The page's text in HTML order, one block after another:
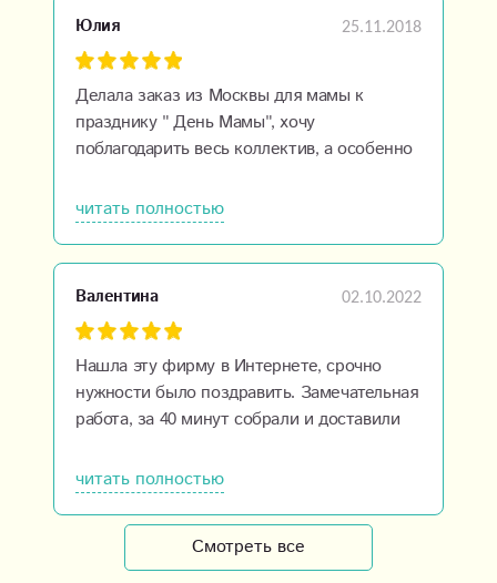
Юлия 25.11.2018
Делала заказ из Москвы для мамы к
празднику " День Мамы", хочу
поблагодарить весь коллектив, а особенно
быстро оформили, отвезли, Мама была
очень рада. Перед заказом просматривали
всяких накруток, особенно перед
праздниками. Спасибо Вам большое
читать полностью
Валентина 02.10.2022
Нашла эту фирму в Интернете, срочно
нужности было поздравить. Замечательная
работа, за 40 минут собрали и доставили
рекомендую.
читать полностью
Смотреть все